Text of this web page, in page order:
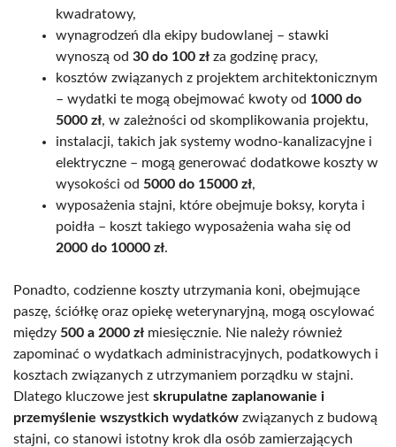
kwadratowy,
wynagrodzeń dla ekipy budowlanej – stawki
wynoszą od 30 do 100 zł za godzinę pracy,
kosztów związanych z projektem architektonicznym
– wydatki te mogą obejmować kwoty od 1000 do
5000 zł, w zależności od skomplikowania projektu,
instalacji, takich jak systemy wodno-kanalizacyjne i
elektryczne – mogą generować dodatkowe koszty w
wysokości od 5000 do 15000 zł,
wyposażenia stajni, które obejmuje boksy, koryta i
poidła – koszt takiego wyposażenia waha się od
2000 do 10000 zł.
Ponadto, codzienne koszty utrzymania koni, obejmujące
paszę, ściółkę oraz opiekę weterynaryjną, mogą oscylować
między 500 a 2000 zł miesięcznie. Nie należy również
zapominać o wydatkach administracyjnych, podatkowych i
kosztach związanych z utrzymaniem porządku w stajni.
Dlatego kluczowe jest skrupulatne zaplanowanie i
przemyślenie wszystkich wydatków związanych z budową
stajni, co stanowi istotny krok dla osób zamierzających